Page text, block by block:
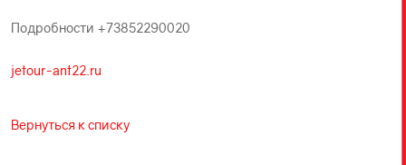
Подробности ‪+73852290020‬
jetour-ant22.ru
Вернуться к списку